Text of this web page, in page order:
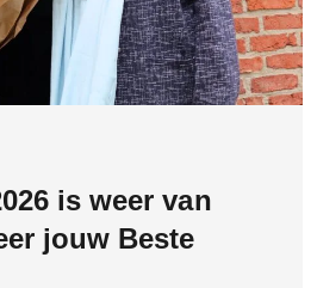
is weer van
jouw Beste